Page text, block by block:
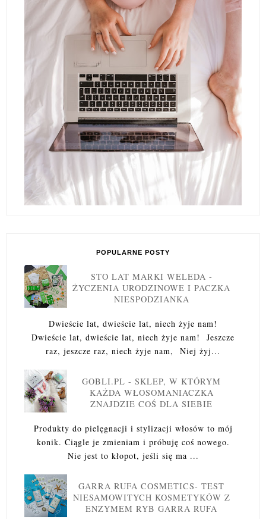
POPULARNE POSTY
STO LAT MARKI WELEDA -
ŻYCZENIA URODZINOWE I PACZKA
NIESPODZIANKA
Dwieście lat, dwieście lat, niech żyje nam!
Dwieście lat, dwieście lat, niech żyje nam! Jeszcze
raz, jeszcze raz, niech żyje nam, Niej żyj...
GOBLI.PL - SKLEP, W KTÓRYM
KAŻDA WŁOSOMANIACZKA
ZNAJDZIE COŚ DLA SIEBIE
Produkty do pielęgnacji i stylizacji włosów to mój
konik. Ciągle je zmieniam i próbuję coś nowego.
Nie jest to kłopot, jeśli się ma ...
GARRA RUFA COSMETICS- TEST
NIESAMOWITYCH KOSMETYKÓW Z
ENZYMEM RYB GARRA RUFA